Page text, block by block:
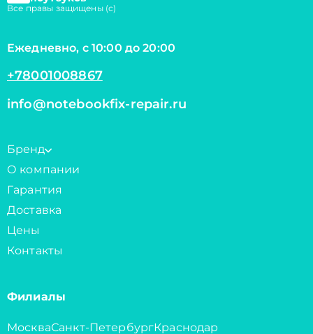
Все правы защищены (с)
Ежедневно, с 10:00 до 20:00
+78001008867
info@notebookfix-repair.ru
Бренд
О компании
Гарантия
Доставка
Цены
Контакты
Филиалы
МоскваСанкт-ПетербургКраснодар